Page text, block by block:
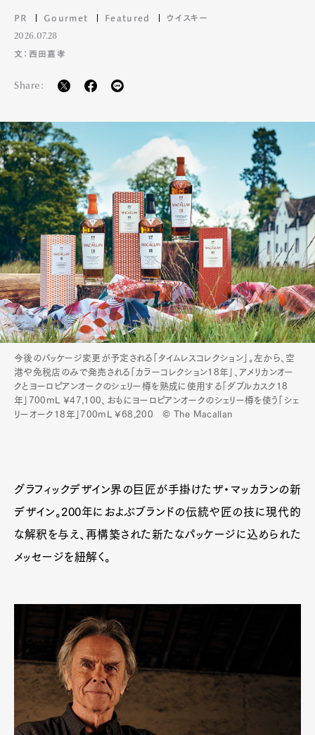
Art&Design Watch
Fashion
Gourmet
Cars
ProductCultureLifestyle
Pen Membership
Magazine
Official Columnist
About
Contact
Pen Meet
Pen international Pen tw
PR Gourmet Featured ウイスキー
2026.07.28
文：西田嘉孝
Share:
今後のパッケージ変更が予定される「タイムレスコレクション」。左から、空
港や免税店のみで発売される「カラーコレクション18年」、アメリカンオー
クとヨーロピアンオークのシェリー樽を熟成に使用する「ダブルカスク18
年」700mL ¥47,100、おもにヨーロピアンオークのシェリー樽を使う「シェ
リーオーク18年」700mL ¥68,200 © The Macallan
グラフィックデザイン界の巨匠が手掛けたザ・マッカランの新
デザイン。200年におよぶブランドの伝統や匠の技に現代的
な解釈を与え、再構築された新たなパッケージに込められた
メッセージを紐解く。